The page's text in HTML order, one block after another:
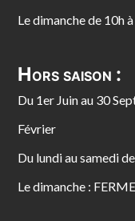
Le dimanche de 10h
Hors saison :
Du 1er Juin au 30
Février
Du lundi au samedi
Le dimanche : FERME